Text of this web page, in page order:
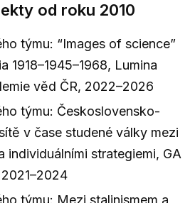
od roku 2010
týmu: “Images of science”
1918–1945–1968, Lumina
věd ČR, 2022–2026
týmu: Československo-
v čase studené války mezi
individuálními strategiemi, GA
týmu: Mezi stalinismem a